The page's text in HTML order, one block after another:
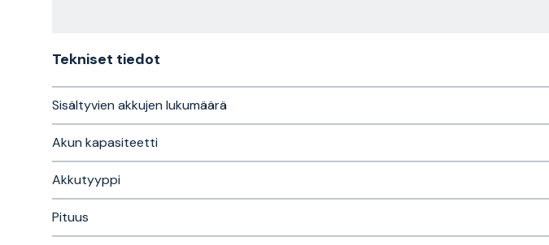
Tekniset tiedot
Sisältyvien akkujen lukumäärä
Akun kapasiteetti
Akkutyyppi
Pituus